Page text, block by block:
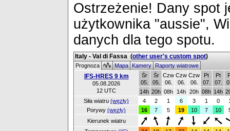
Ostrzeżenie! Dany spot
użytkownika "aussie",
danych dla tego spotu.
Italy - Val di Fassa (other user's custom spot)
Prognoza MapaKameryRaporty wiatrowe
IFS-HRES 9 km
05.08.2026
12 UTC
Śr
05.
Śr
05.
Czw
06.
Czw
06.
Czw
06.
Pt
07.
Pt
07.
14h 20h 08h 14h 20h 08h 14h
Siła wiatru (węzły) 4 2 1 6 3 1 0
Porywy (węzły) 16 7 5 19 10 7 10
Kierunek wiatru